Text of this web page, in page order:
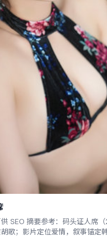
SEO 摘要参考：码头证人席
歌；影片定位爱情，叙事锚定